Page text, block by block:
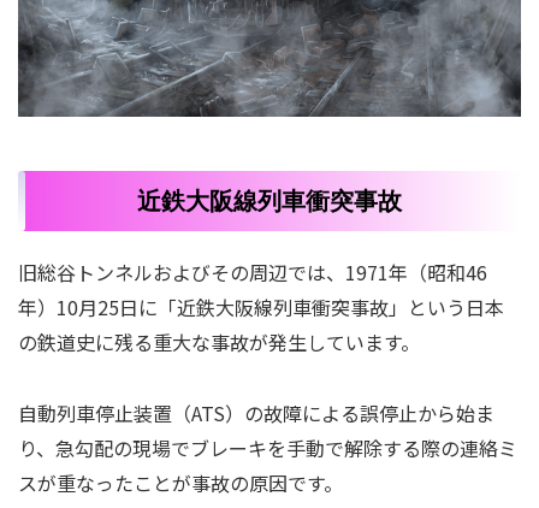
近鉄大阪線列車衝突事故
旧総谷トンネルおよびその周辺では、1971年（昭和46
年）10月25日に「近鉄大阪線列車衝突事故」という日本
の鉄道史に残る重大な事故が発生しています。
自動列車停止装置（ATS）の故障による誤停止から始ま
り、急勾配の現場でブレーキを手動で解除する際の連絡ミ
スが重なったことが事故の原因です。